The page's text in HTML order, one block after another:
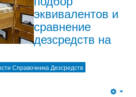
эквивалентов и
сравнение
дезсредств на
Справочника Дезсредств